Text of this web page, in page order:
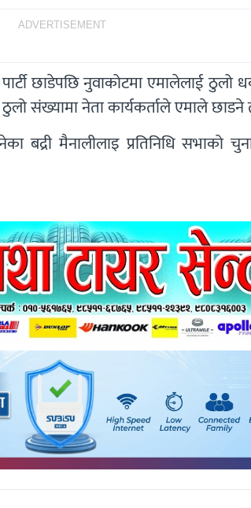
ADVERTISEMENT
छाडेपछि नुवाकोटमा एमालेलाई ठुलो
संख्यामा नेता कार्यकर्ताले एमाले छाडने
बद्री मैनालीलाइ प्रतिनिधि